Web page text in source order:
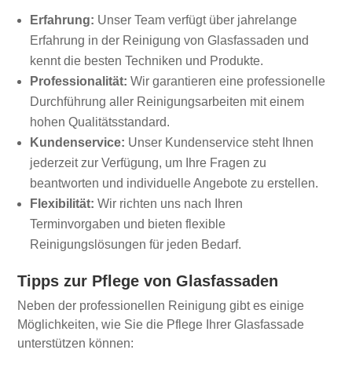
Erfahrung: Unser Team verfügt über jahrelange
Erfahrung in der Reinigung von Glasfassaden und
kennt die besten Techniken und Produkte.
Professionalität: Wir garantieren eine professionelle
Durchführung aller Reinigungsarbeiten mit einem
hohen Qualitätsstandard.
Kundenservice: Unser Kundenservice steht Ihnen
jederzeit zur Verfügung, um Ihre Fragen zu
beantworten und individuelle Angebote zu erstellen.
Flexibilität: Wir richten uns nach Ihren
Terminvorgaben und bieten flexible
Reinigungslösungen für jeden Bedarf.
Tipps zur Pflege von Glasfassaden
Neben der professionellen Reinigung gibt es einige
Möglichkeiten, wie Sie die Pflege Ihrer Glasfassade
unterstützen können: